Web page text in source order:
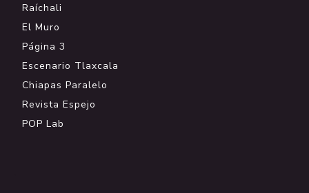
Raíchali
El Muro
Página 3
Escenario Tlaxcala
Chiapas Paralelo
Revista Espejo
POP Lab